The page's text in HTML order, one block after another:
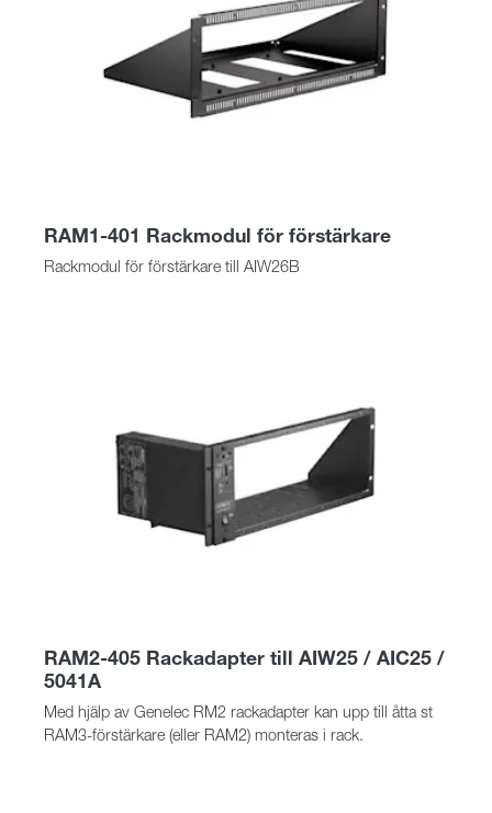
RAM1-401 Rackmodul för förstärkare
Rackmodul för förstärkare till AIW26B
RAM2-405 Rackadapter till AIW25 / AIC25 /
5041A
Med hjälp av Genelec RM2 rackadapter kan upp till åtta st
RAM3-förstärkare (eller RAM2) monteras i rack.